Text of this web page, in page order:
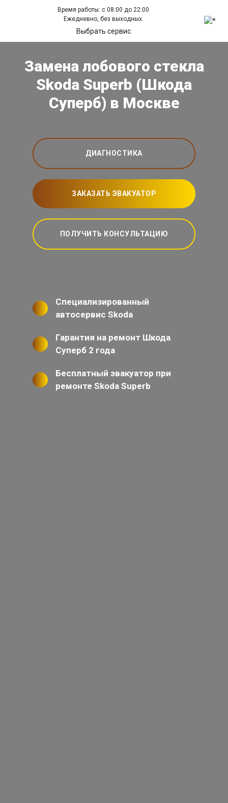
Время работы: с 08:00 до 22:00
Ежедневно, без выходных.
Выбрать сервис
Замена лобового стекла
Skoda Superb (Шкода
Суперб) в Москве
ДИАГНОСТИКА
ЗАКАЗАТЬ ЭВАКУАТОР
ПОЛУЧИТЬ КОНСУЛЬТАЦИЮ
Специализированный
автосервис Skoda
Гарантия на ремонт Шкода
Суперб 2 года
Бесплатный эвакуатор при
ремонте Skoda Superb